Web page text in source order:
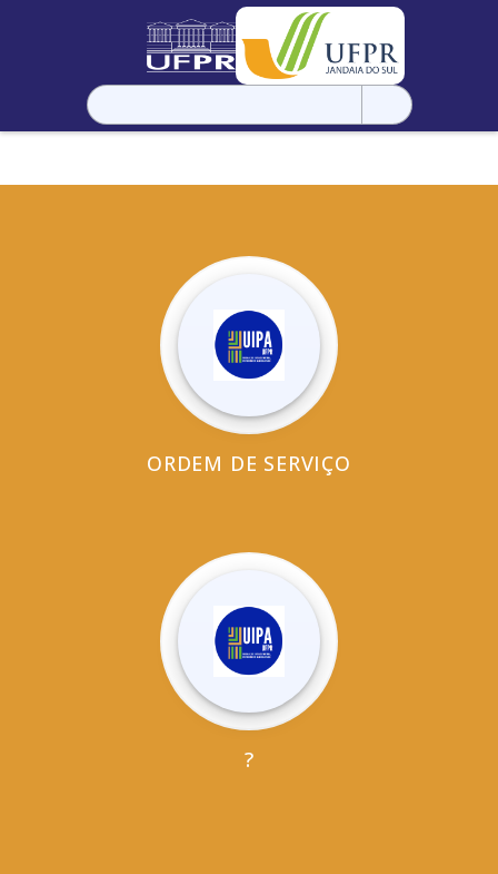
Pesquisar
por:
ORDEM DE SERVIÇO
?